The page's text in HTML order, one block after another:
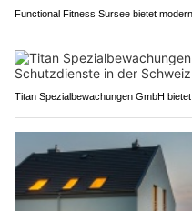
Functional Fitness Sursee bietet
Titan Spezialbewachungen GmbH